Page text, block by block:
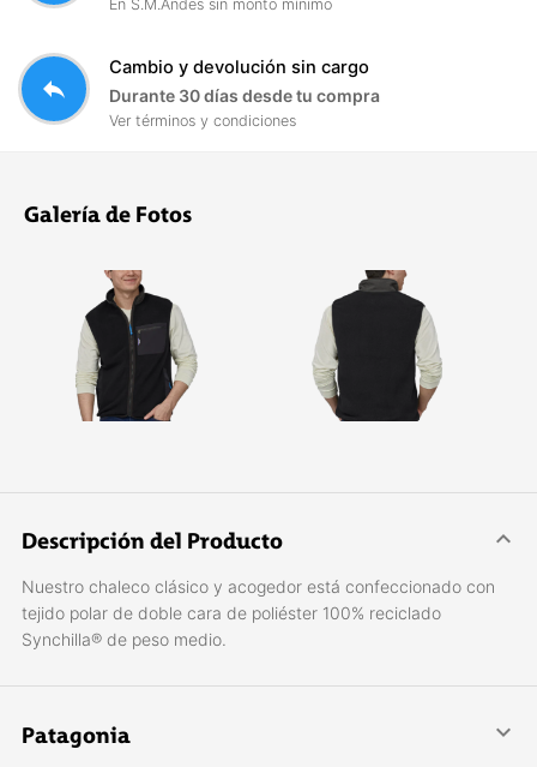
En S.M.Andes sin monto mínimo
reply
Cambio y devolución sin cargo
Durante 30 días desde tu compra
Ver términos y condiciones
Galería de Fotos
Descripción del Producto
Nuestro chaleco clásico y acogedor está confeccionado con
tejido polar de doble cara de poliéster 100% reciclado
Synchilla® de peso medio.
Patagonia